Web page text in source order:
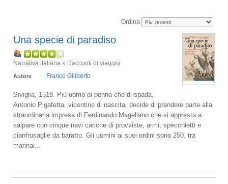
Ordina
Una specie di paradiso
Narrativa italiana » Racconti di viaggio
Autore Franco Giliberto
Siviglia, 1519. Più uomo di penna che di spada,
Antonio Pigafetta, vicentino di nascita, decide di prendere parte alla
straordinaria impresa di Ferdinando Magellano che si appresta a
salpare con cinque navi cariche di provviste, armi, specchietti e
cianfrusaglie da baratto. Gli uomini ai suoi ordini sono 250, tra
marinai...